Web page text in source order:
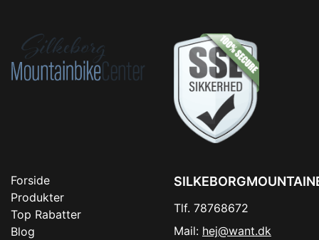
Forside
Produkter
Top Rabatter
Blog
Tlf. 78768672
Mail: hej@want.dk